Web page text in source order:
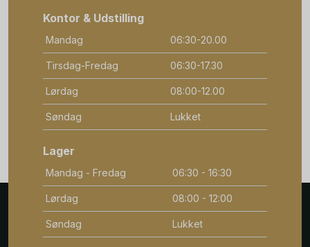
Kontor & Udstilling
Mandag 06:30-20.00
Tirsdag-Fredag 06:30-17.30
Lørdag 08:00-12.00
Søndag Lukket
Lager
Mandag - Fredag 06:30 - 16:30
Lørdag 08:00 - 12:00
Søndag Lukket